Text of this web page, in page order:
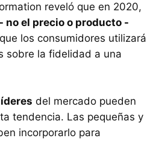
reveló que en 2020,
no el precio o producto -
que los consumidores utilizará
sobre la fidelidad a una
del mercado pueden
tendencia. Las pequeñas y
incorporarlo para